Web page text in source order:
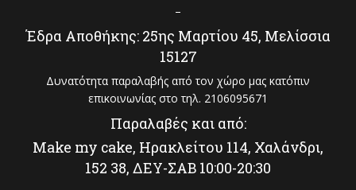
–
Έδρα Αποθήκης: 25ης Μαρτίου 45, Μελίσσια
15127
Δυνατότητα παραλαβής από τον χώρο μας κατόπιν
επικοινωνίας στο τηλ. 2106095671
Παραλαβές και από:
Make my cake, Ηρακλείτου 114, Χαλάνδρι,
152 38, ΔΕΥ-ΣΑΒ 10:00-20:30